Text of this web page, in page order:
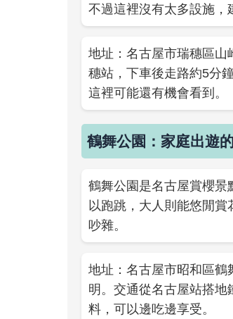
不過這裡沒有太多設施，
地址：名古屋市瑞穗區山
穗站，下車後走路約5分
這裡可能還有機會看到。
鶴舞公園：家庭出遊
鶴舞公園是名古屋賞櫻景
以跑跳，大人則能悠閒
吵雜。
地址：名古屋市昭和區鶴
明。交通從名古屋站搭
料，可以邊吃邊享受。